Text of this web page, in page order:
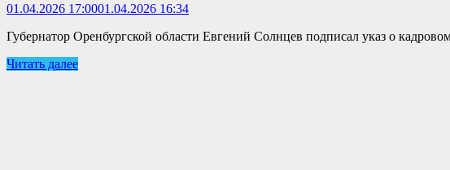
01.04.2026 17:0001.04.2026 16:34
Губернатор Оренбургской области Евгений Солнцев подписал указ о
Читать далее